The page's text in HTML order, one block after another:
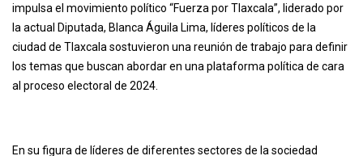
impulsa el movimiento político “Fuerza por Tlaxcala”, liderado por
la actual Diputada, Blanca Águila Lima, líderes políticos de la
ciudad de Tlaxcala sostuvieron una reunión de trabajo para definir
los temas que buscan abordar en una plataforma política de cara
al proceso electoral de 2024.
En su figura de líderes de diferentes sectores de la sociedad